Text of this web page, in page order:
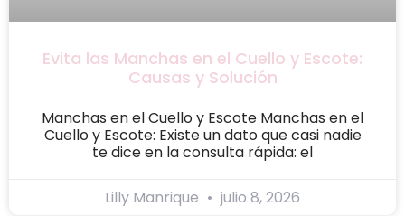
Evita las Manchas en el Cuello y Escote:
Causas y Solución
Manchas en el Cuello y Escote Manchas en el
Cuello y Escote: Existe un dato que casi nadie
te dice en la consulta rápida: el
Lilly Manrique julio 8, 2026